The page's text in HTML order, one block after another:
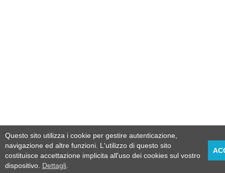
Questo sito utilizza i cookie per gestire autenticazione,
navigazione ed altre funzioni. L'utilizzo di questo sito
costituisce accettazione implicita all'uso dei cookies sul vostro
dispositivo. Dettagli